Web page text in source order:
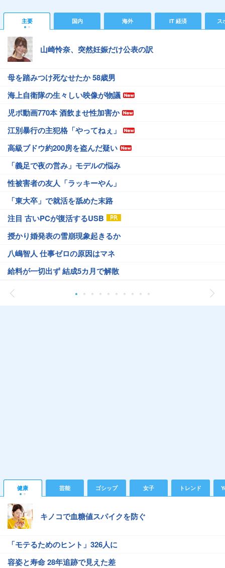
主要 国内 海外 IT 経済 ス
山崎怜奈、突然妊娠だけ公表の訳
母を踏みつけ死なせたか 58歳男
海上自衛隊の生々しい映像が物議
児ポ動画770本 酒飲ませ性加害か
江別暴行の主犯格「やってねぇ」
高級ブドウ約200房を盗んだ疑い
「義足で夜の営み」モデルの悩み
性被害者の友人「ラッキーやん」
「東大卒」で就活を舐めた末路
注目 古いPCが復活するUSB
授かり婚発表の雪崩現象起きるか
八嶋智人 仕事ゼロの原因はマネ
給料が一切出ず 結成5カ月で解散
健康 芸能 ゴシップ 女子 トレンド
キノコで血糖値スパイクを防ぐ
「モテるためのヒント」326人に
容姿と寿命 28年追跡で見えた差